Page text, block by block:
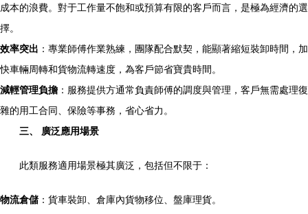
成本的浪費。對于工作量不飽和或預算有限的客戶而言，是極為經濟的選
擇。
效率突出 ：專業師傅作業熟練，團隊配合默契，能顯著縮短裝卸時間，加
快車輛周轉和貨物流轉速度，為客戶節省寶貴時間。
減輕管理負擔 ：服務提供方通常負責師傅的調度與管理，客戶無需處理復
雜的用工合同、保險等事務，省心省力。
三、 廣泛應用場景
此類服務適用場景極其廣泛，包括但不限于：
物流倉儲：貨車裝卸、倉庫內貨物移位、盤庫理貨。